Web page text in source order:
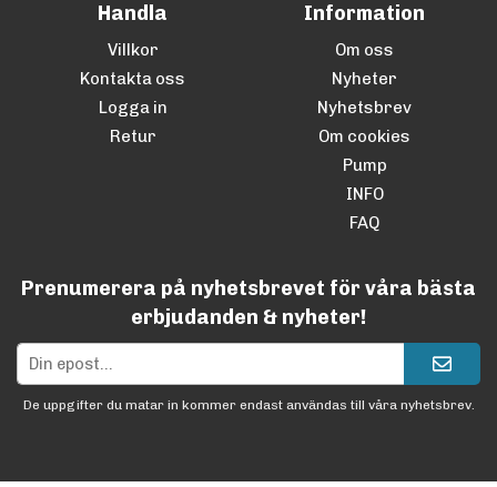
Handla
Villkor
Kontakta oss
Logga in
Retur
Information
Om oss
Nyheter
Nyhetsbrev
Om cookies
Pump
INFO
FAQ
Prenumerera på nyhetsbrevet för våra bästa
erbjudanden & nyheter!
De uppgifter du matar in kommer endast användas till våra nyhetsbrev.